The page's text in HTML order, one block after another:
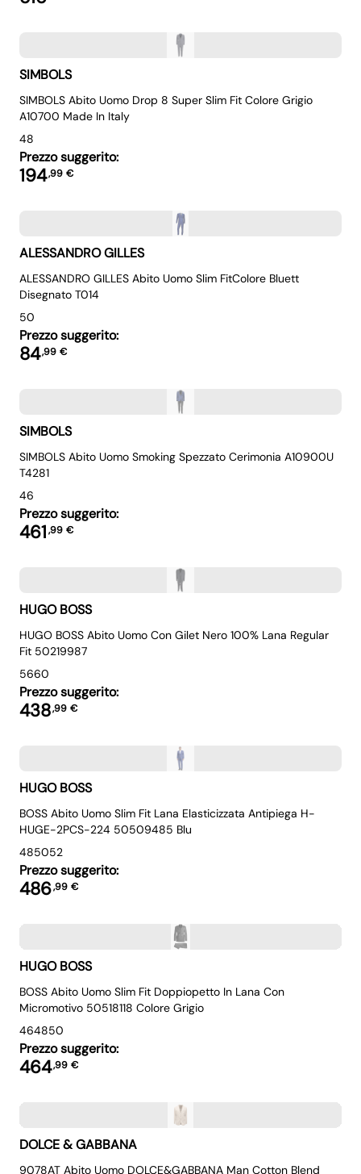
SIMBOLS
SIMBOLS Abito Uomo Drop 8 Super Slim Fit Colore Grigio
A10700 Made In Italy
48
Prezzo suggerito:
194,99 €
ALESSANDRO GILLES
ALESSANDRO GILLES Abito Uomo Slim FitColore Bluett
Disegnato T014
50
Prezzo suggerito:
84,99 €
SIMBOLS
SIMBOLS Abito Uomo Smoking Spezzato Cerimonia A10900U
T4281
46
Prezzo suggerito:
461,99 €
HUGO BOSS
HUGO BOSS Abito Uomo Con Gilet Nero 100% Lana Regular
Fit 50219987
5660
Prezzo suggerito:
438,99 €
HUGO BOSS
BOSS Abito Uomo Slim Fit Lana Elasticizzata Antipiega H-
HUGE-2PCS-224 50509485 Blu
485052
Prezzo suggerito:
486,99 €
HUGO BOSS
BOSS Abito Uomo Slim Fit Doppiopetto In Lana Con
Micromotivo 50518118 Colore Grigio
464850
Prezzo suggerito:
464,99 €
DOLCE & GABBANA
9078AT Abito Uomo DOLCE&GABBANA Man Cotton Blend